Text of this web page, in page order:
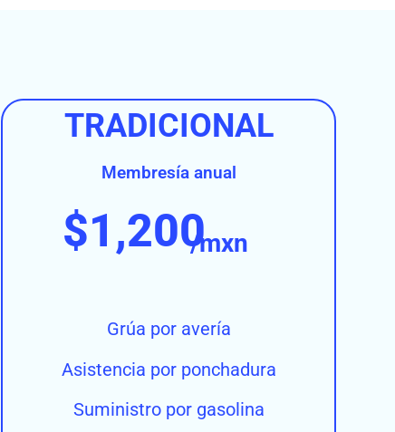
TRADICIONAL
Membresía anual
$1,200/mxn
Grúa por avería
Asistencia por ponchadura
Suministro por gasolina